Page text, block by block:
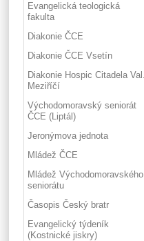
Evangelická teologická
fakulta
Diakonie ČCE
Diakonie ČCE Vsetín
Diakonie Hospic Citadela Val.
Meziříčí
Východomoravský seniorát
ČCE (Liptál)
Jeronýmova jednota
Mládež ČCE
Mládež Východomoravského
seniorátu
Časopis Český bratr
Evangelický týdeník
(Kostnické jiskry)